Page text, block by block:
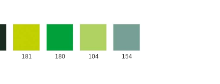
181 180 104 154